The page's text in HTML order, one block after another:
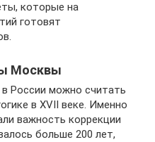
которые на
готовят
Москвы
России можно считать
в XVII веке. Именно
важность коррекции
больше 200 лет,